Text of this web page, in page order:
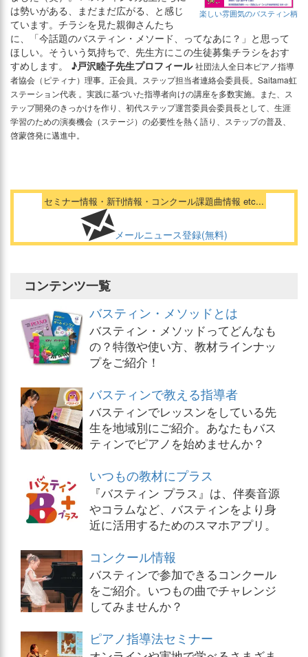
楽しい雰囲気のバスティン柄
は勢いがある、まだまだ広がる、と感じ
ています。チラシを見た親御さんたち
に、「今話題のバスティン・メソード、ってなあに？」と思って
ほしい。そういう気持ちで、先生方にこの生徒募集チラシをおす
すめします。 ♪戸沢睦子先生プロフィール 社団法人全日本ピアノ指導
者協会（ピティナ）理事。正会員。ステップ担当者連絡会委員長。Saitama虹
ステーション代表 。実践に基づいた指導者向けの講座を多数実施。また、ス
テップ開発のきっかけを作り、初代ステップ運営委員会委員長として、生涯
学習のための演奏機会（ステージ）の必要性を熱く語り、ステップの普及、
啓蒙啓発に邁進中。
セミナー情報・新刊情報・コンクール課題曲情報 etc...
メールニュース登録(無料)
コンテンツ一覧
バスティン・メソッドとは
バスティン・メソッドってどんなも
の？特徴や使い方、教材ラインナッ
プをご紹介！
バスティンで教える指導者
バスティンでレッスンをしている先
生を地域別にご紹介。あなたもバス
ティンでピアノを始めませんか？
いつもの教材にプラス
『バスティン プラス』は、伴奏音源
やコラムなど、バスティンをより身
近に活用するためのスマホアプリ。
コンクール情報
バスティンで参加できるコンクール
をご紹介。いつもの曲でチャレンジ
してみませんか？
ピアノ指導法セミナー